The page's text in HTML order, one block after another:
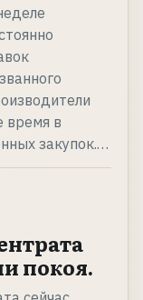
время в
закупок.…
покоя.